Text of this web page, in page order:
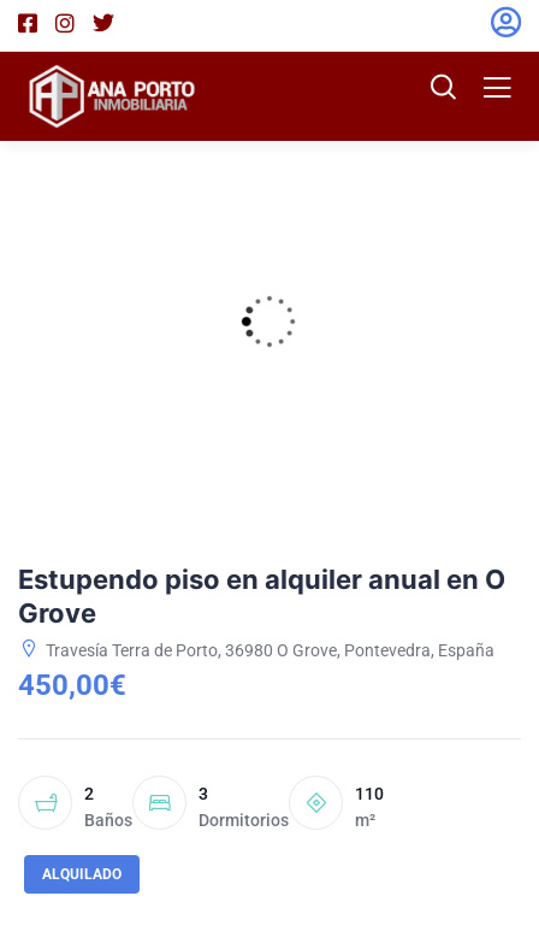
Estupendo piso en alquiler anual en O
Grove
Travesía Terra de Porto, 36980 O Grove, Pontevedra, España
450,00€
2
Baños
3
Dormitorios
110
m²
ALQUILADO